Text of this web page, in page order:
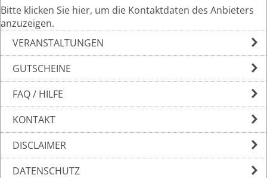
Bitte klicken Sie hier, um die Kontaktdaten des Anbieters
anzuzeigen.
VERANSTALTUNGEN
GUTSCHEINE
FAQ / HILFE
KONTAKT
DISCLAIMER
DATENSCHUTZ